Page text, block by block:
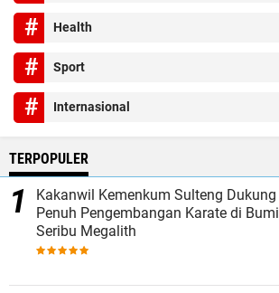
Health
Sport
Internasional
TERPOPULER
Kakanwil Kemenkum Sulteng Dukung
Penuh Pengembangan Karate di Bumi
Seribu Megalith